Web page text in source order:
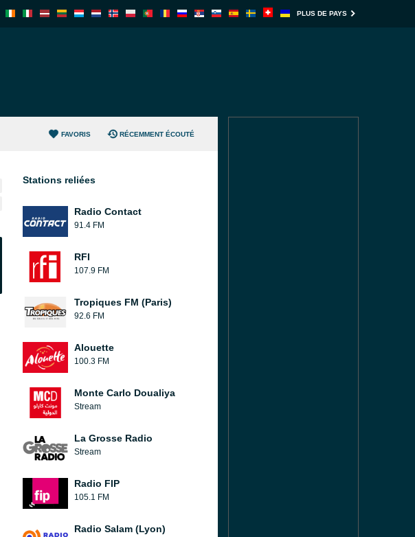
PLUS DE PAYS
FAVORIS RÉCEMMENT ÉCOUTÉ
Stations reliées
Radio Contact
91.4 FM
RFI
107.9 FM
Tropiques FM (Paris)
92.6 FM
Alouette
100.3 FM
Monte Carlo Doualiya
Stream
La Grosse Radio
Stream
Radio FIP
105.1 FM
Radio Salam (Lyon)